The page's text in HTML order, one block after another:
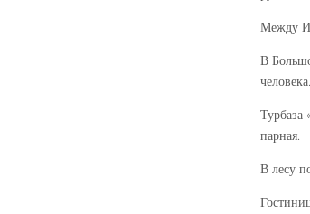
Между
В
человека.
Турбаза
парная.
В лесу